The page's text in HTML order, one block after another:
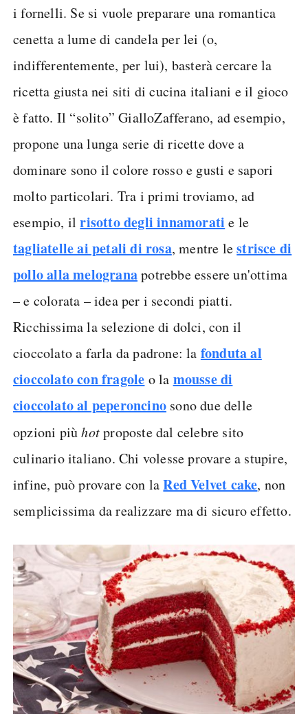
i fornelli. Se si vuole preparare una romantica
cenetta a lume di candela per lei (o,
indifferentemente, per lui), basterà cercare la
ricetta giusta nei siti di cucina italiani e il gioco
è fatto. Il “solito” GialloZafferano, ad esempio,
propone una lunga serie di ricette dove a
dominare sono il colore rosso e gusti e sapori
molto particolari. Tra i primi troviamo, ad
esempio, ilrisotto degli innamorati e le
tagliatelle ai petali di rosa, mentre lestrisce di
pollo alla melogranapotrebbe essere un'ottima
– e colorata – idea per i secondi piatti.
Ricchissima la selezione di dolci, con il
cioccolato a farla da padrone: la fonduta al
cioccolato con fragole o la mousse di
cioccolato al peperoncino sono due delle
opzioni piùhotproposte dal celebre sito
culinario italiano. Chi volesse provare a stupire,
infine, può provare con laRed Velvet cake, non
semplicissima da realizzare ma di sicuro effetto.